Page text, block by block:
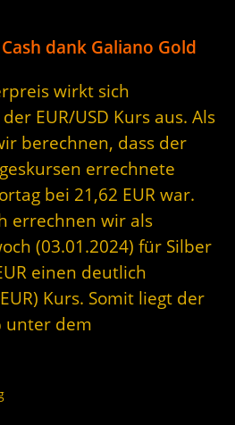
dank Galiano Gold
wirkt sich
EUR/USD Kurs aus. Als
berechnen, dass der
errechnete
bei 21,62 EUR war.
errechnen wir als
(03.01.2024) für Silber
einen deutlich
Kurs. Somit liegt der
unter dem